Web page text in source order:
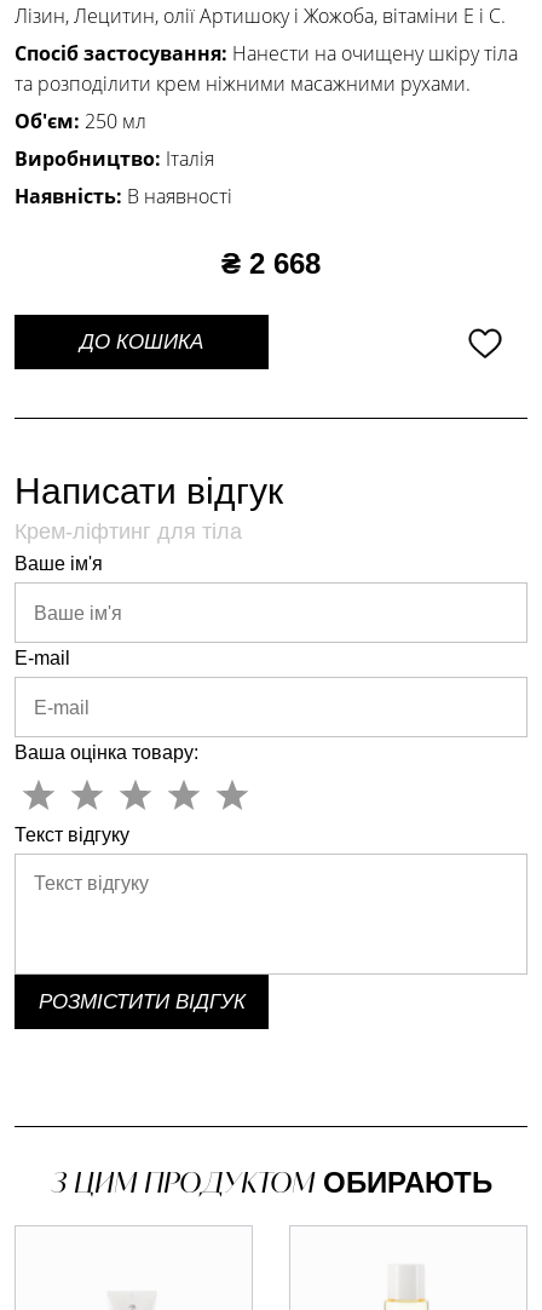
Лізин, Лецитин, олії Артишоку і Жожоба, вітаміни Е і С.
Спосіб застосування: Нанести на очищену шкіру тіла
та розподілити крем ніжними масажними рухами.
Об'єм: 250 мл
Виробництво: Італія
Наявність: В наявності
₴ 2 668
ДО КОШИКА
Написати відгук
Крем-ліфтинг для тіла
Ваше ім'я
E-mail
Ваша оцінка товару:
Текст відгуку
РОЗМІСТИТИ ВІДГУК
З ЦИМ ПРОДУКТОМОБИРАЮТЬ